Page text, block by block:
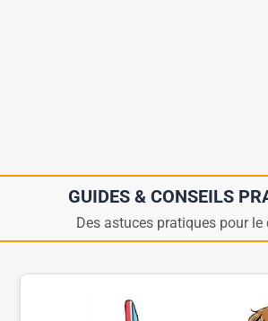
GUIDES & CONSEILS
Des astuces pratiques pour le